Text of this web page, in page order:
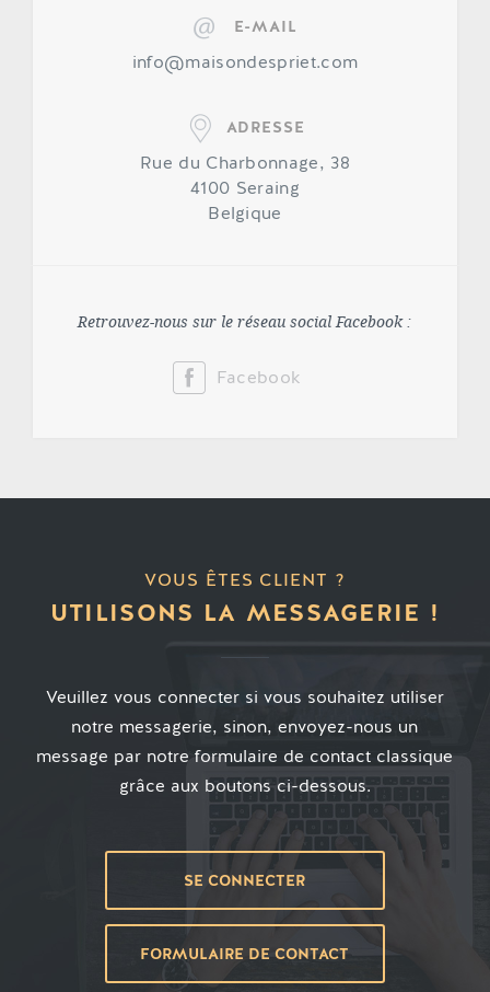
E-MAIL
info@maisondespriet.com
ADRESSE
Rue du Charbonnage, 38
4100 Seraing
Belgique
Retrouvez-nous sur le réseau social Facebook :
Facebook
VOUS ÊTES CLIENT ?
UTILISONS LA MESSAGERIE !
Veuillez vous connecter si vous souhaitez utiliser
notre messagerie, sinon, envoyez-nous un
message par notre formulaire de contact classique
grâce aux boutons ci-dessous.
SE CONNECTER
FORMULAIRE DE CONTACT